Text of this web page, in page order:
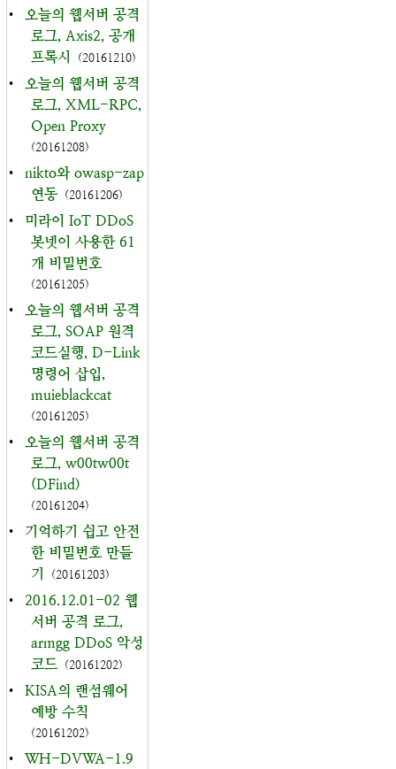
•
오늘의 웹서버 공격
로그, Axis2, 공개
프록시
(20161210)
•
오늘의 웹서버 공격
로그, XML-RPC,
Open Proxy
(20161208)
•
nikto와 owasp-zap
연동 (20161206)
•
미라이 IoT DDoS
봇넷이 사용한 61
개 비밀번호
(20161205)
•
오늘의 웹서버 공격
로그, SOAP 원격
코드실행, D-Link
명령어 삽입,
muieblackcat
(20161205)
•
오늘의 웹서버 공격
로그, w00tw00t
(DFind)
(20161204)
•
기억하기 쉽고 안전
한 비밀번호 만들
기
(20161203)
•
2016.12.01-02 웹
서버 공격 로그,
armgg DDoS 악성
코드 (20161202)
•
KISA의 랜섬웨어
예방 수칙
(20161202)
•
WH-DVWA-1.9